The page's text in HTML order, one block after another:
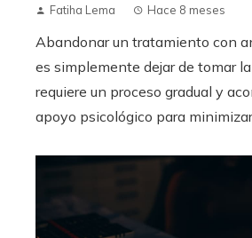
Fatiha Lema Hace 8 meses
Abandonar un tratamiento con
es simplemente dejar de tomar
requiere un proceso gradual y
apoyo psicológico para minimizar